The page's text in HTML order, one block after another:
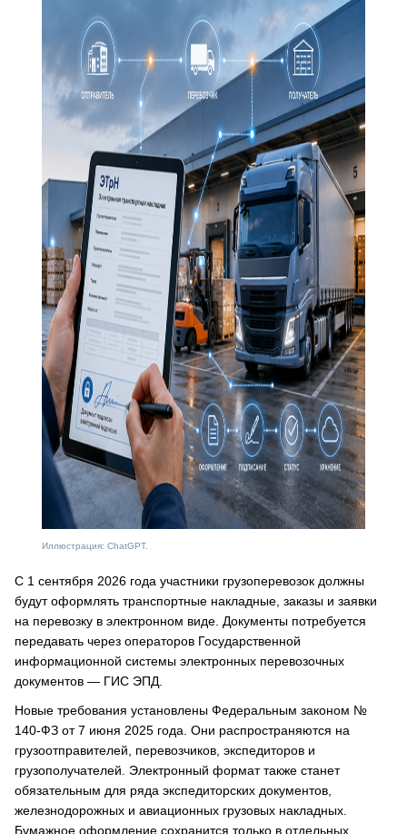
Иллюстрация: ChatGPT.
С 1 сентября 2026 года участники грузоперевозок должны
будут оформлять транспортные накладные, заказы и заявки
на перевозку в электронном виде. Документы потребуется
передавать через операторов Государственной
информационной системы электронных перевозочных
документов — ГИС ЭПД.
Новые требования установлены Федеральным законом №
140-ФЗ от 7 июня 2025 года. Они распространяются на
грузоотправителей, перевозчиков, экспедиторов и
грузополучателей. Электронный формат также станет
обязательным для ряда экспедиторских документов,
железнодорожных и авиационных грузовых накладных.
Бумажное оформление сохранится только в отдельных